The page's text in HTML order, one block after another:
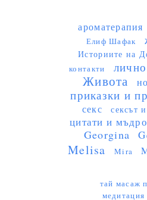
ароматерапия
Елиф Шафак
Историите на
контакти лично
Живота
приказки и
секс сексът
цитати и
Georgina
Melisa Mira
тай масаж